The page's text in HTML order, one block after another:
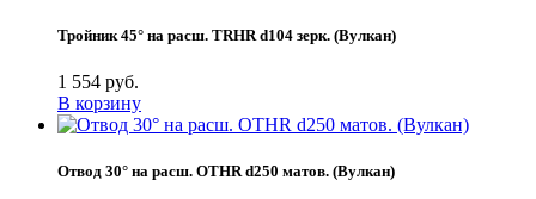
Тройник 45° на расш. TRHR d104 зерк. (Вулкан)
1 554 руб.
В корзину
Отвод 30° на расш. OTHR d250 матов. (Вулкан)